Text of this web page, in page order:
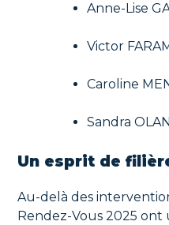
Anne-Lise
Victor
Caroline
Sandra
Un esprit de
Au-delà des
Rendez-Vous 2025